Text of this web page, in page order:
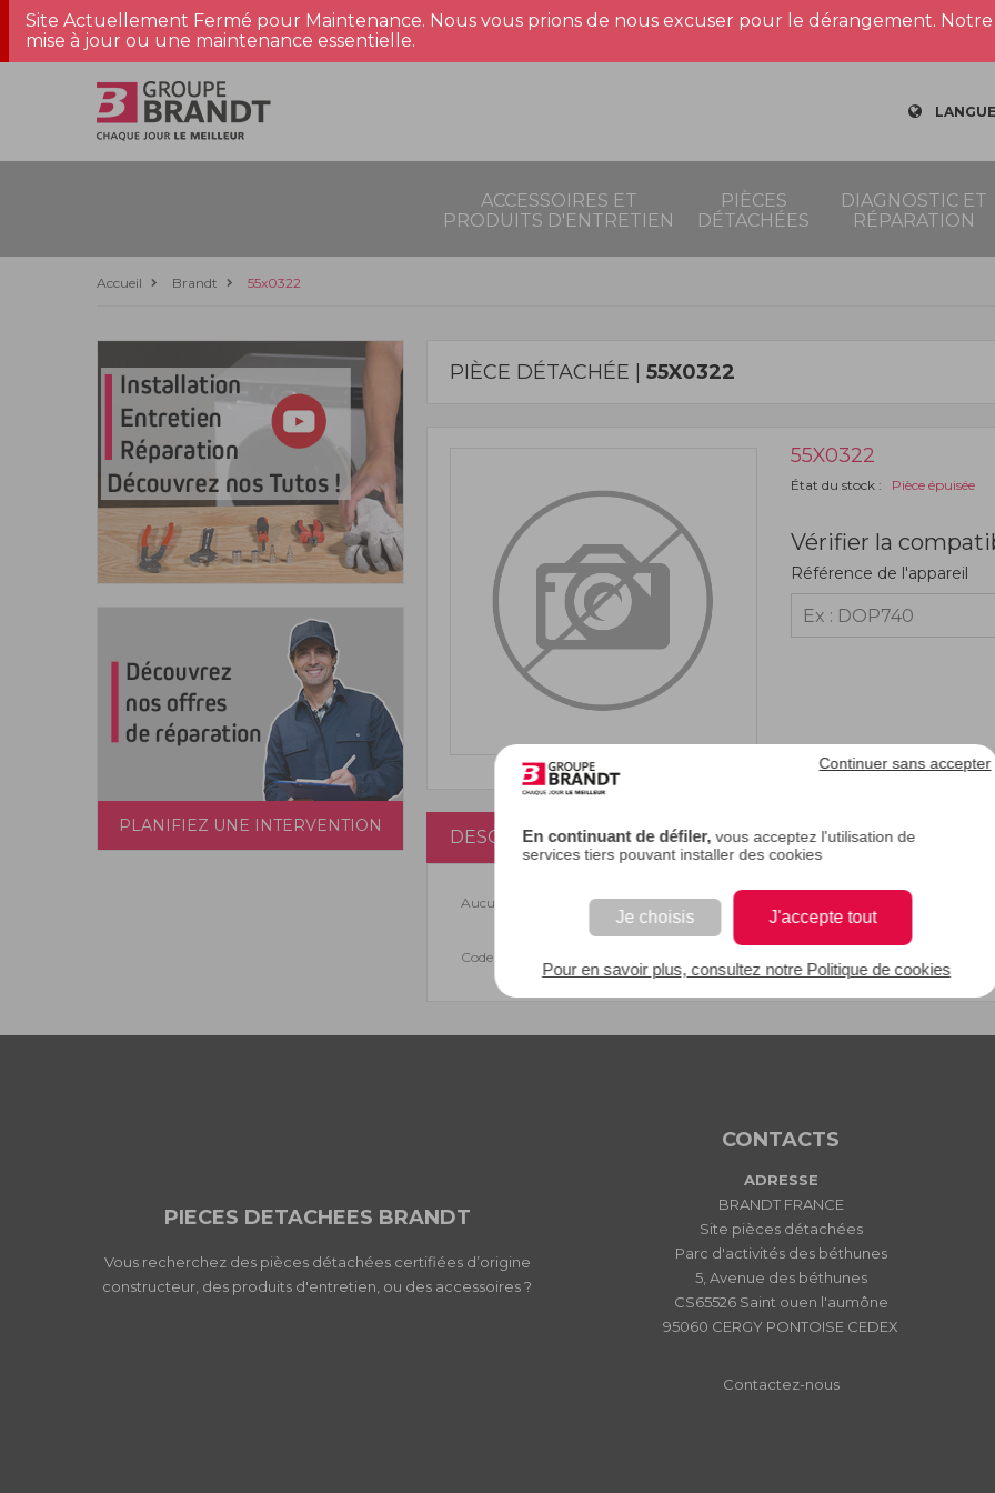
En continuant de défiler, vous acceptez l'utilisation de
services tiers pouvant installer des cookies
Je choisis J'accepte tout
Continuer sans accepter
Pour en savoir plus, consultez notre Politique de cookies
Site Actuellement Fermé pour Maintenance. Nous vous prions de nous excuser pour le dérangement.
mise à jour ou une maintenance essentielle.
ACCESSOIRES ET
PRODUITS D'ENTRETIEN
PIÈCES
DÉTACHÉES
DIAGNOSTIC ET
RÉPARATION
Accueil Brandt 55x0322
PLANIFIEZ UNE INTERVENTION
PIÈCE DÉTACHÉE | 55X0322
55X0322
État du stock : Pièce épuisée
Vérifier la
Référence de l'appareil
DESCRIPTION
Aucune description.
Code EAN : 3251430502344
PIECES DETACHEES BRANDT
Vous recherchez des pièces détachées certifiées d’origine
constructeur, des produits d'entretien, ou des accessoires ?
CONTACTS
ADRESSE
BRANDT FRANCE
Site pièces détachées
Parc d'activités des béthunes
5, Avenue des béthunes
CS65526 Saint ouen l'aumône
95060 CERGY PONTOISE CEDEX
Contactez-nous